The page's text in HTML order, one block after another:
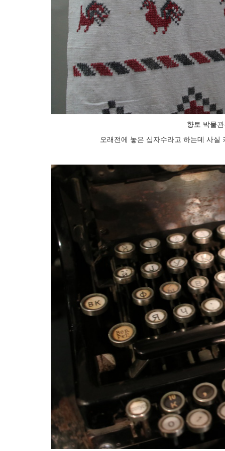
향토 박물
오래전에 놓은 십자수라고 하는데 사